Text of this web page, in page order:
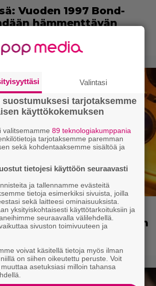
Vuoden 1997 Bond-
hämmenttävän
kännykkä
Vuoden 2023
luottaa Jason Stathamin
Valintasi
suostumuksesi tarjotaksemme
käyttökokemuksen
valitsemamme89 teknologiakumppania
tarjotaksemme paremman
sekä kohdentaaksemme sisältöä ja
tietojesi käyttöön seuraavasti
ja tallennamme evästeitä
tietoja esimerkiksi sivuista, joilla
sekä laitteesi ominaisuuksista.
yksityiskohtaisesti käyttötarkoituksiin ja
seuraavalla välilehdellä.
sivuston toimivuuteen ja
voivat käsitellä tietoja myös ilman
on siihen oikeutettu peruste. Voit
asetuksiasi milloin tahansa